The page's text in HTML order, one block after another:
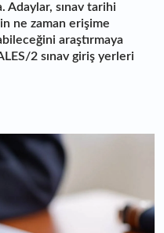
sınav tarihi
ne zaman erişime
araştırmaya
2 sınav giriş yerleri